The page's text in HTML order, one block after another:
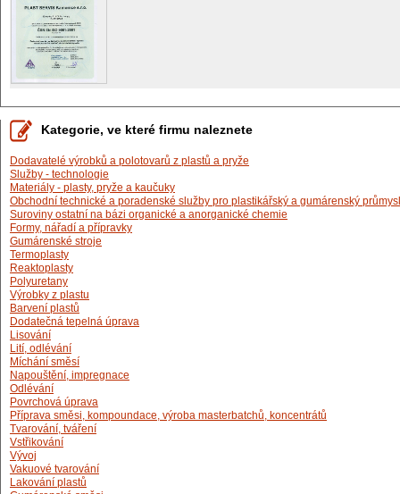
Kategorie, ve které firmu naleznete
Dodavatelé výrobků a polotovarů z plastů a pryže
Služby - technologie
Materiály - plasty, pryže a kaučuky
Obchodní technické a poradenské služby pro plastikářský a gumárenský průmysl
Suroviny ostatní na bázi organické a anorganické chemie
Formy, nářadí a přípravky
Gumárenské stroje
Termoplasty
Reaktoplasty
Polyuretany
Výrobky z plastu
Barvení plastů
Dodatečná tepelná úprava
Lisování
Lití, odlévání
Míchání směsí
Napouštění, impregnace
Odlévání
Povrchová úprava
Příprava směsi, kompoundace, výroba masterbatchů, koncentrátů
Tvarování, tváření
Vstřikování
Vývoj
Vakuové tvarování
Lakování plastů